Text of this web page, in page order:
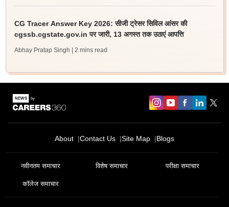
CG Tracer Answer Key 2026: सीजी ट्रेसर सिविल आंसर की
cgssb.cgstate.gov.in पर जारी, 13 अगस्त तक उठाएं आपत्ति
Abhay Pratap Singh | 2 mins read
About Contact Us Site Map Blogs
नवीनतम समाचार विशेष समाचार परीक्षा समाचार
कॉलेज समाचार